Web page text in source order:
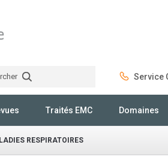
Service
Traités EMC Domaines
RESPIRATOIRES